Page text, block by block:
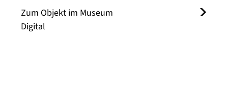
Zum Objekt im Museum
Digital